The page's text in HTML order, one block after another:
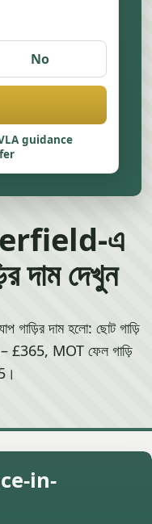
No
guidance
এ
দাম দেখুন
দাম হলো: ছোট গাড়ি
MOT ফেল গাড়ি
in-